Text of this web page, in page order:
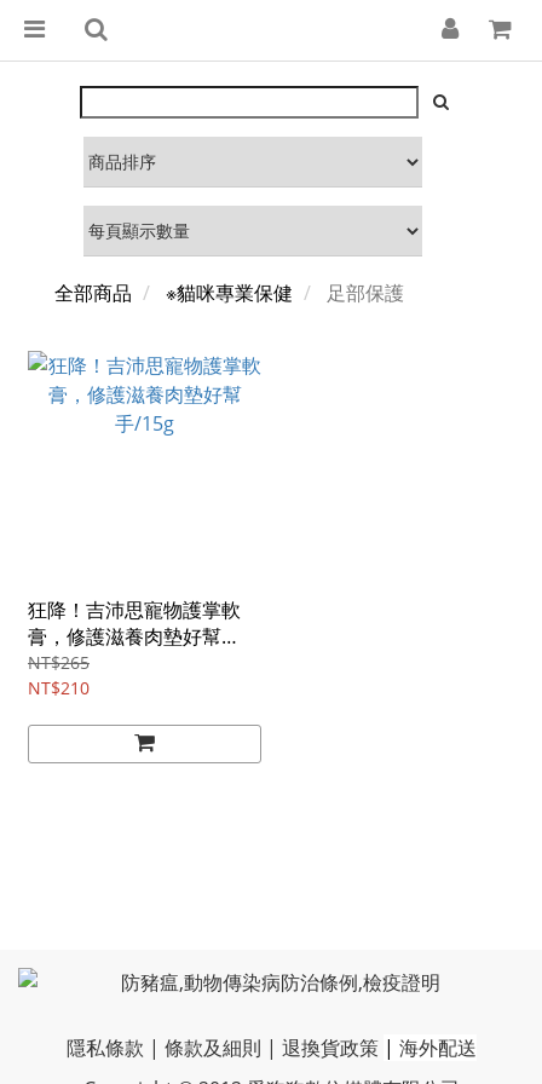
全部商品 ※貓咪專業保健 足部保護
狂降！吉沛思寵物護掌軟
膏，修護滋養肉墊好幫
手/15g
NT$265
NT$210
隱私條款 | 條款及細則 | 退換貨政策 | 海外配送